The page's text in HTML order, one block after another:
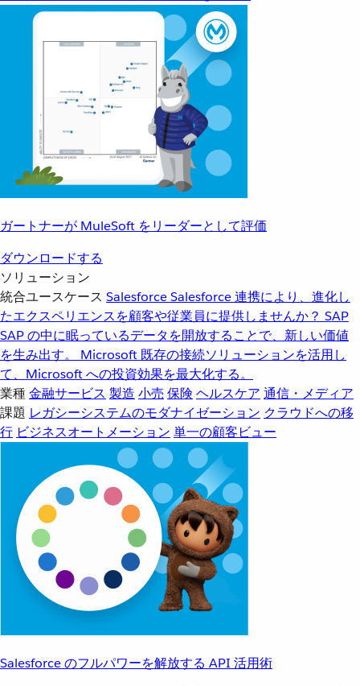
ガートナーが MuleSoft をリーダーとして評価
ダウンロードする
ソリューション
統合ユースケース SalesforceSalesforce 連携により、進化し
たエクスペリエンスを顧客や従業員に提供しませんか？ SAP
SAP の中に眠っているデータを開放することで、新しい価値
を生み出す。
Microsoft 既存の接続ソリューションを活用し
て、Microsoft への投資効果を最大化する。
業種金融サービス 製造 小売 保険 ヘルスケア 通信・メディア
課題 レガシーシステムのモダナイゼーション クラウドへの移
行 ビジネスオートメーション 単一の顧客ビュー
Salesforce のフルパワーを解放する API 活用術